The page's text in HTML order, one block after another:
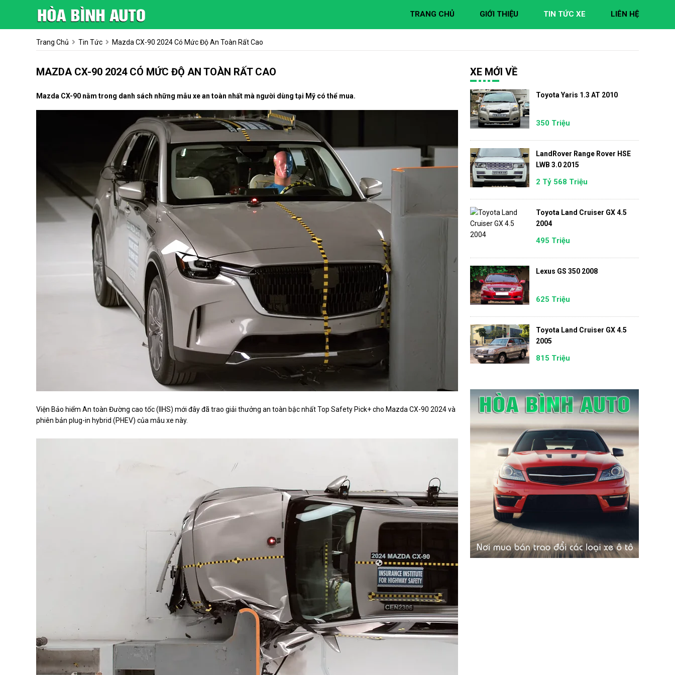
TRANG CHỦ GIỚI THIỆU TIN TỨC XE LIÊN HỆ
Trang Chủ Tin Tức Mazda CX-90 2024 Có Mức Độ An Toàn Rất Cao
MAZDA CX-90 2024 CÓ MỨC ĐỘ AN TOÀN RẤT CAO
Mazda CX-90 nằm trong danh sách những mẫu xe an toàn nhất mà người dùng tại Mỹ có thể mua.
Viện Bảo hiểm An toàn Đường cao tốc (IIHS) mới đây đã trao giải thưởng an toàn bậc nhất Top Safety Pick+ cho Mazda CX-90 2024 và
phiên bản plug-in hybrid (PHEV) của mẫu xe này.
XE MỚI VỀ
Toyota Yaris 1.3 AT 2010
350 Triệu
LandRover Range Rover HSE
LWB 3.0 2015
2 Tỷ 568 Triệu
Toyota Land Cruiser GX 4.5
2004
495 Triệu
Lexus GS 350 2008
625 Triệu
Toyota Land Cruiser GX 4.5
2005
815 Triệu